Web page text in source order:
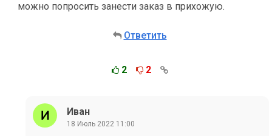
можно попросить занести заказ в прихожую.
Ответить
2 2
Иван
18 Июль 2022 11:00